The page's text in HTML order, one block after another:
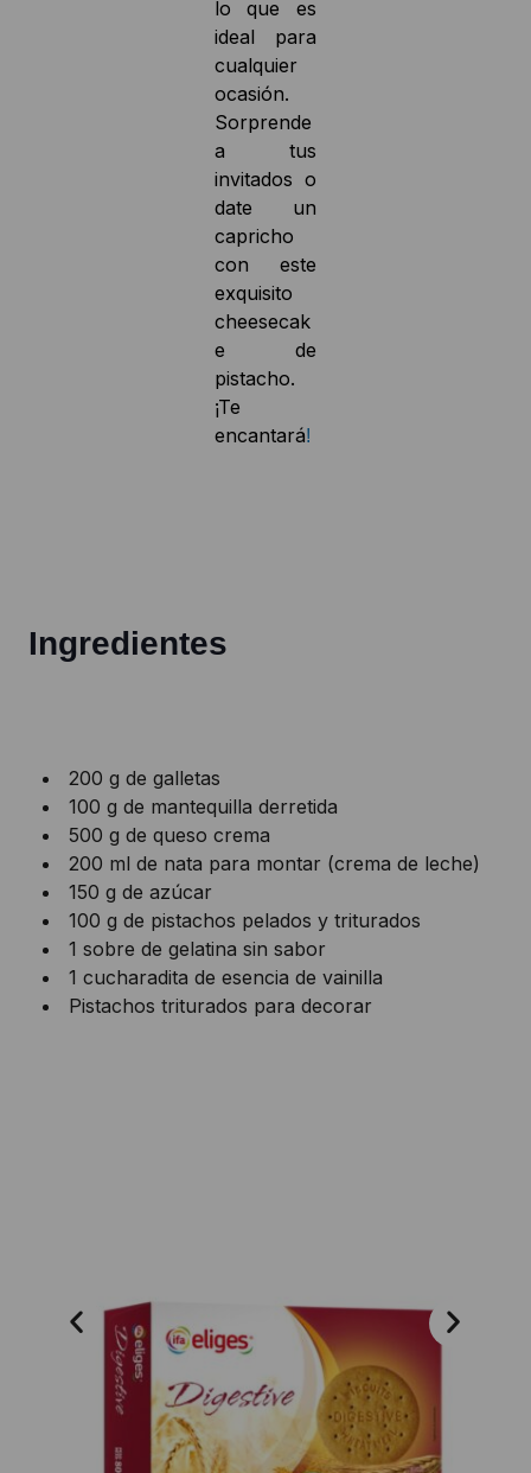
lo que es
ideal para
cualquier
ocasión.
Sorprende
a tus
invitados o
date un
capricho
con este
exquisito
cheesecak
e de
pistacho.
¡Te
encantará!
Ingredientes
200 g de galletas
100 g de mantequilla derretida
500 g de queso crema
200 ml de nata para montar (crema de leche)
150 g de azúcar
100 g de pistachos pelados y triturados
1 sobre de gelatina sin sabor
1 cucharadita de esencia de vainilla
Pistachos triturados para decorar